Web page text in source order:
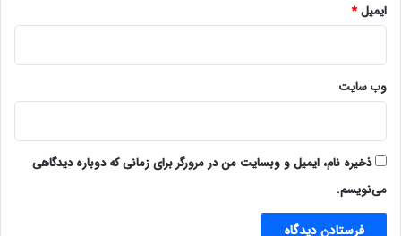
ایمیل*
وب‌ سایت
ذخیره نام، ایمیل و وبسایت من در مرورگر برای زمانی که دوباره دیدگاهی
می‌نویسم.